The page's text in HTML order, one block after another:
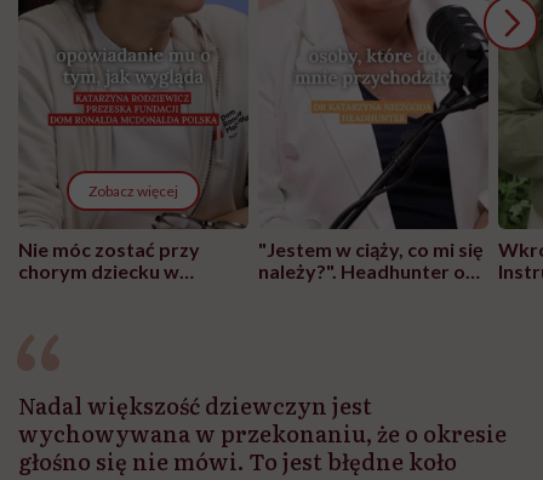
Zobacz więcej
Nie móc zostać przy
chorym dziecku w
"Jestem w ciąży, co mi się
należy?". Headhunter o
Nadal większość dziewczyn jest
wychowywana w przekonaniu, że o okresie
głośno się nie mówi. To jest błędne koło